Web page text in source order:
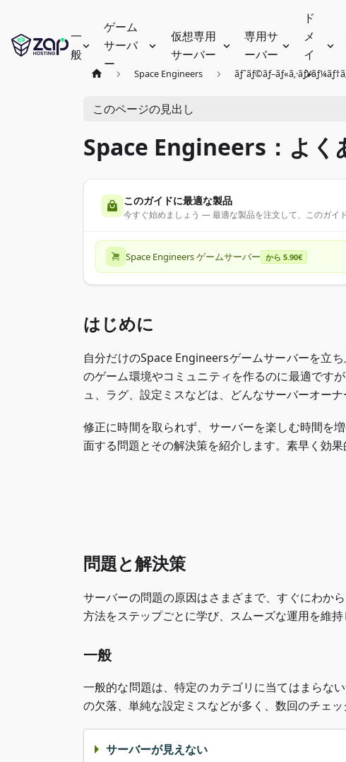
一
般
ゲーム
サーバ
ー
仮想専用
サーバー
専用サ
ーバー
ド
メ
イ
ン
Space Engineers
このページの見出し
Space Engineers：よく
このガイドに最適な製品
今すぐ始めましょう — 最適な製品を注文して、このガイ
Space Engineers ゲームサーバー から 5.90€
はじめに
自分だけのSpace Engineersゲームサーバーを立
のゲーム環境やコミュニティを作るのに最適です
ュ、ラグ、設定ミスなどは、どんなサーバーオー
修正に時間を取られず、サーバーを楽しむ時間を
面する問題とその解決策を紹介します。素早く効果
問題と解決策
サーバーの問題の原因はさまざまで、すぐにわか
方法をステップごとに学び、スムーズな運用を維持
一般
一般的な問題は、特定のカテゴリに当てはまらな
の欠落、単純な設定ミスなどが多く、数回のチェ
サーバーが見えない